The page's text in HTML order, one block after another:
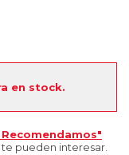
en stock.
Recomendamos"
pueden interesar.